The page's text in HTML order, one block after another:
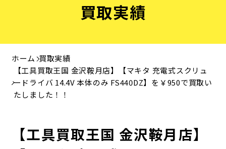
買取実績
ホーム 買取実績
【工具買取王国 金沢鞍月店】【マキタ 充電式スクリュ
ードライバ 14.4V 本体のみ FS440DZ】を￥950で買取い
たしました！！
【工具買取王国 金沢鞍月店】